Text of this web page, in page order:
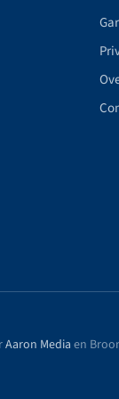
Aaron Media en